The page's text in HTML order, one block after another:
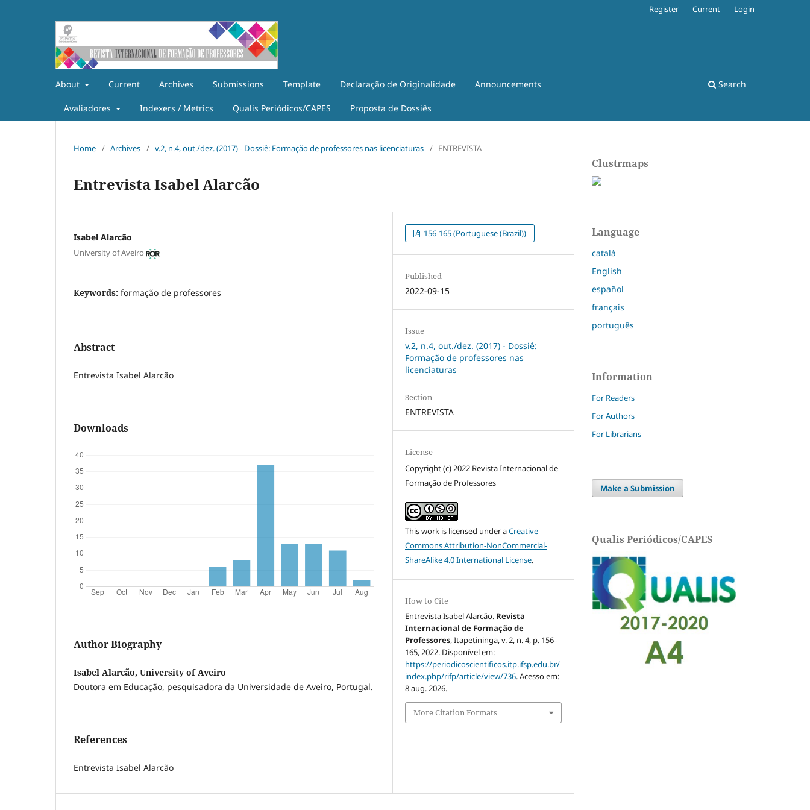
About Current Archives Submissions Template Declaração de Originalidade Announcements
Avaliadores Indexers / Metrics Qualis Periódicos/CAPES Proposta de Dossiês
Search
Register Current Login
Home / Archives / v.2, n.4, out./dez. (2017) - Dossiê: Formação de professores nas licenciaturas / ENTREVISTA
Entrevista Isabel Alarcão
Isabel Alarcão
University of Aveiro
Keywords: formação de professores
Abstract
Entrevista Isabel Alarcão
Downloads
Author Biography
Isabel Alarcão, University of Aveiro
Doutora em Educação, pesquisadora da Universidade de Aveiro, Portugal.
References
Entrevista Isabel Alarcão
156-165 (Portuguese (Brazil))
Published
2022-09-15
Issue
v.2, n.4, out./dez. (2017) - Dossiê:
Formação de professores nas
licenciaturas
Section
ENTREVISTA
License
Copyright (c) 2022 Revista Internacional de
Formação de Professores
This work is licensed under aCreative
Commons Attribution-NonCommercial-
ShareAlike 4.0 International License.
How to Cite
Entrevista Isabel Alarcão. Revista
Internacional de Formação de
Professores, Itapetininga, v. 2, n. 4, p. 156–
165, 2022. Disponível em:
https://periodicoscientificos.itp.ifsp.edu.br/
index.php/rifp/article/view/736. Acesso em:
8 aug. 2026.
More Citation Formats
Clustrmaps
Language
català
English
español
français
português
Information
For Readers
For Authors
For Librarians
Make a Submission
Qualis Periódicos/CAPES